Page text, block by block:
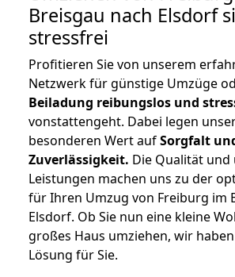
Breisgau nach Elsdorf
stressfrei
Profitieren Sie von unserem
Netzwerk für günstige Umzüge
Beiladung reibungslos und
vonstattengeht. Dabei legen
besonderen Wert aufSorgfalt
Zuverlässigkeit. Die Qualität
Leistungen machen uns zu der
für Ihren Umzug von Freiburg im
Elsdorf. Ob Sie nun eine kleine
großes Haus umziehen, wir
Lösung für Sie.